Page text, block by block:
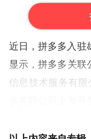
近日，拼多多入驻
显示，拼多多关
信息技术服务有
外包服务等内容。